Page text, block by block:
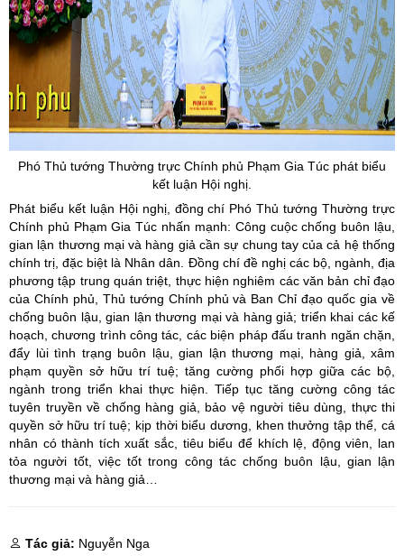
Phó Thủ tướng Thường trực Chính phủ Phạm Gia Túc phát biểu
kết luận Hội nghị.
Phát biểu kết luận Hội nghị, đồng chí Phó Thủ tướng Thường trực
Chính phủ Phạm Gia Túc nhấn mạnh: Công cuộc chống buôn lậu,
gian lận thương mại và hàng giả cần sự chung tay của cả hệ thống
chính trị, đặc biệt là Nhân dân. Đồng chí đề nghị các bộ, ngành, địa
phương tập trung quán triệt, thực hiện nghiêm các văn bản chỉ đạo
của Chính phủ, Thủ tướng Chính phủ và Ban Chỉ đạo quốc gia về
chống buôn lậu, gian lận thương mại và hàng giả; triển khai các kế
hoạch, chương trình công tác, các biện pháp đấu tranh ngăn chặn,
đẩy lùi tình trạng buôn lậu, gian lận thương mại, hàng giả, xâm
phạm quyền sở hữu trí tuệ; tăng cường phối hợp giữa các bộ,
ngành trong triển khai thực hiện. Tiếp tục tăng cường công tác
tuyên truyền về chống hàng giả, bảo vệ người tiêu dùng, thực thi
quyền sở hữu trí tuệ; kịp thời biểu dương, khen thưởng tập thể, cá
nhân có thành tích xuất sắc, tiêu biểu để khích lệ, động viên, lan
tỏa người tốt, việc tốt trong công tác chống buôn lậu, gian lận
thương mại và hàng giả…
Tác giả: Nguyễn Nga